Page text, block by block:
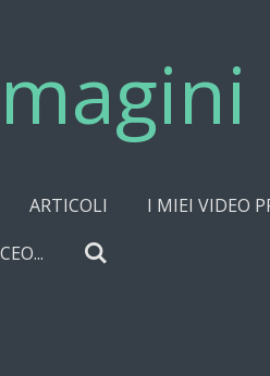
ARTICOLI I MIEI VIDEO